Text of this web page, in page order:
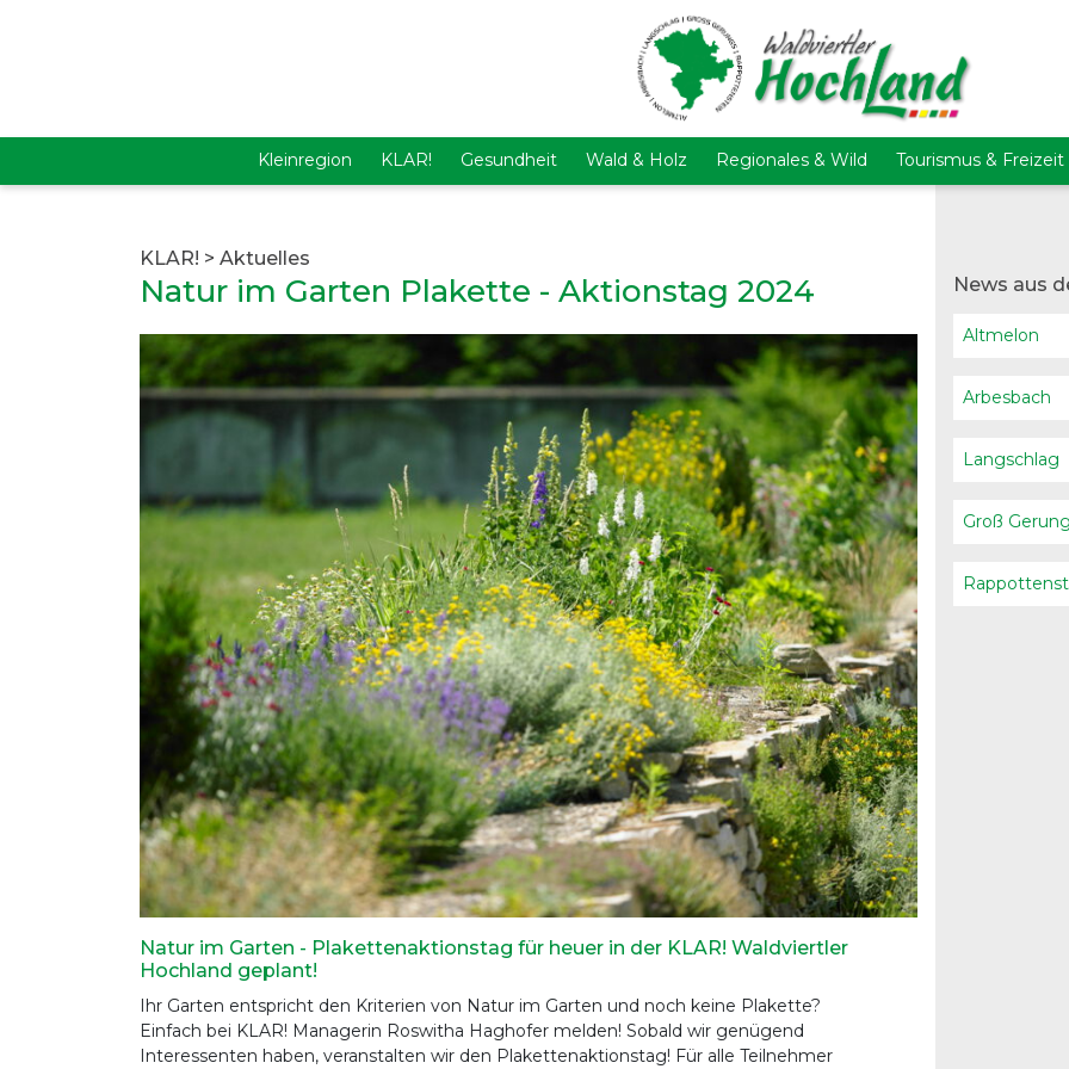
Kleinregion KLAR! Gesundheit Wald & Holz Regionales & Wild Tourismus & Freizeit
KLAR! > Aktuelles
Natur im Garten Plakette - Aktionstag 2024
Natur im Garten - Plakettenaktionstag für heuer in der KLAR! Waldviertler
Hochland geplant!
Ihr Garten entspricht den Kriterien von Natur im Garten und noch keine Plakette?
Einfach bei KLAR! Managerin Roswitha Haghofer melden! Sobald wir genügend
Interessenten haben, veranstalten wir den Plakettenaktionstag! Für alle Teilnehmer
News aus
Altmelon
Arbesbach
Langschlag
Groß